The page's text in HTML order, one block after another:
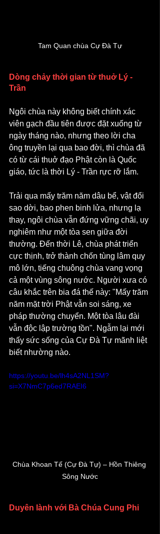
Tam Quan chùa Cự Đà Tự
Dòng chảy thời gian từ thuở Lý -
Trần
Ngôi chùa này không biết chính xác
viên gạch đầu tiên được đặt xuống từ
ngày tháng nào, nhưng theo lời cha
ông truyền lại qua bao đời, thì chùa đã
có từ cái thuở đạo Phật còn là Quốc
giáo, tức là thời Lý - Trần rực rỡ lắm.
Trải qua mấy trăm năm dâu bể, vật đổi
sao dời, bao phen binh lửa, nhưng lạ
thay, ngôi chùa vẫn đứng vững chãi, uy
nghiêm như một tòa sen giữa đời
thường. Đến thời Lê, chùa phát triển
cực thịnh, trở thành chốn tùng lâm quy
mô lớn, tiếng chuông chùa vang vọng
cả một vùng sông nước. Người xưa có
câu khắc trên bia đá thế này: "Mấy trăm
năm mặt trời Phật vẫn soi sáng, xe
pháp thường chuyển. Một tòa lâu đài
vẫn độc lập trường tồn". Ngẫm lại mới
thấy sức sống của Cự Đà Tự mãnh liệt
biết nhường nào.
https://youtu.be/lh4sA2NL1SM?
si=X7NmC7p6ed7RAEI6
Chùa Khoan Tế (Cự Đà Tự) – Hồn Thiêng
Sông Nước
Duyên lành với Bà Chúa Cung Phi